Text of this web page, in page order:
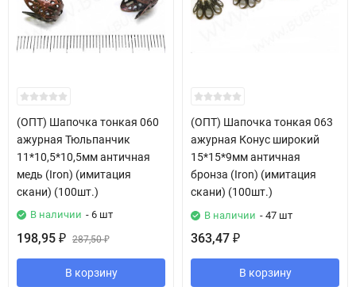
(ОПТ) Шапочка тонкая 060
ажурная Тюльпанчик
11*10,5*10,5мм античная
медь (Iron) (имитация
скани) (100шт.)
В наличии - 6 шт
198,95 ₽ 287,50₽
В корзину
(ОПТ) Шапочка тонкая 063
ажурная Конус широкий
15*15*9мм античная
бронза (Iron) (имитация
скани) (100шт.)
В наличии - 47 шт
363,47 ₽
В корзину